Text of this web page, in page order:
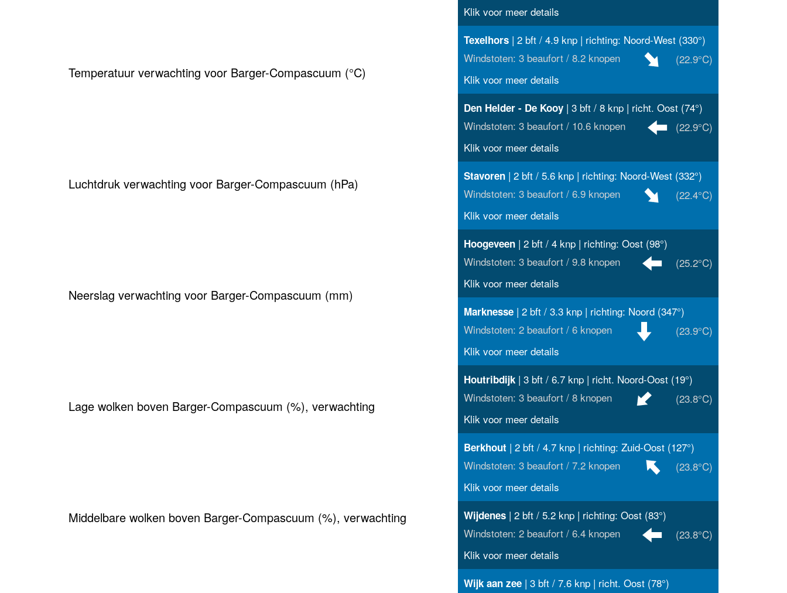
Temperatuur verwachting voor Barger-Compascuum (°C)
Luchtdruk verwachting voor Barger-Compascuum (hPa)
Neerslag verwachting voor Barger-Compascuum (mm)
Lage wolken boven Barger-Compascuum (%), verwachting
Middelbare wolken boven Barger-Compascuum (%), verwachting
Klik voor meer details
Texelhors| 2 bft / 4.9 knp | richting: Noord-West (330°)
Windstoten: 3 beaufort / 8.2 knopen
(22.9°C)
Klik voor meer details
Den Helder - De Kooy| 3 bft / 8 knp | richt. Oost (74°)
Windstoten: 3 beaufort / 10.6 knopen
(22.9°C)
Klik voor meer details
Stavoren| 2 bft / 5.6 knp | richting: Noord-West (332°)
Windstoten: 3 beaufort / 6.9 knopen
(22.4°C)
Klik voor meer details
Hoogeveen| 2 bft / 4 knp | richting: Oost (98°)
Windstoten: 3 beaufort / 9.8 knopen
(25.2°C)
Klik voor meer details
Marknesse| 2 bft / 3.3 knp | richting: Noord (347°)
Windstoten: 2 beaufort / 6 knopen
(23.9°C)
Klik voor meer details
Houtribdijk| 3 bft / 6.7 knp | richt. Noord-Oost (19°)
Windstoten: 3 beaufort / 8 knopen
(23.8°C)
Klik voor meer details
Berkhout| 2 bft / 4.7 knp | richting: Zuid-Oost (127°)
Windstoten: 3 beaufort / 7.2 knopen
(23.8°C)
Klik voor meer details
Wijdenes| 2 bft / 5.2 knp | richting: Oost (83°)
Windstoten: 2 beaufort / 6.4 knopen
(23.8°C)
Klik voor meer details
Wijk aan zee| 3 bft / 7.6 knp | richt. Oost (78°)